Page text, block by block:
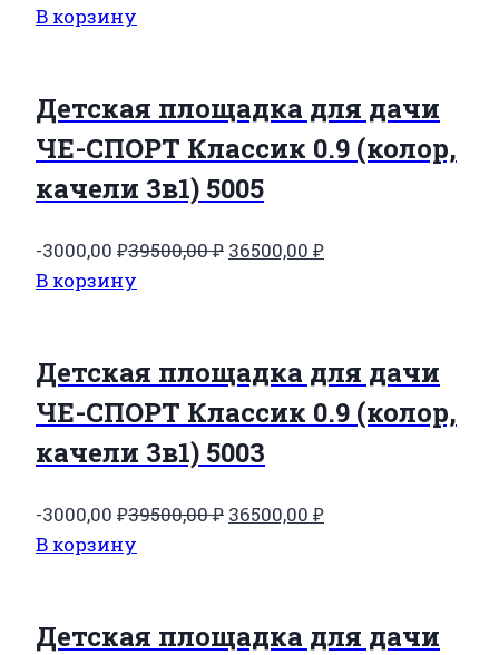
В корзину
Детская площадка для дачи
ЧЕ-СПОРТ Классик 0.9 (колор,
качели 3в1) 5005
-3000,00 ₽39500,00₽ Первоначальная
36500,00 ₽Текущая
В корзину
Детская площадка для дачи
ЧЕ-СПОРТ Классик 0.9 (колор,
качели 3в1) 5003
-3000,00 ₽39500,00₽ Первоначальная
36500,00 ₽Текущая
В корзину
Детская площадка для дачи